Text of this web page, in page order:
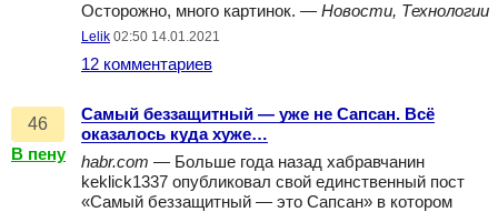
Осторожно, много картинок. — Новости, Технологии
Lelik 02:50 14.01.2021
12 комментариев
46
В пену
Самый беззащитный — уже не Сапсан. Всё
оказалось куда хуже…
habr.com — Больше года назад хабравчанин
keklick1337 опубликовал свой единственный пост
«Самый беззащитный — это Сапсан» в котором